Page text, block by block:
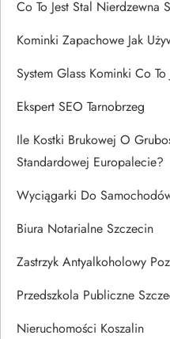
Co To Jest Stal Nierdzewna
Kominki Zapachowe Jak
System Glass Kominki Co To
Ekspert SEO Tarnobrzeg
Ile Kostki Brukowej O
Standardowej Europalecie?
Wyciągarki Do
Biura Notarialne Szczecin
Zastrzyk Antyalkoholowy
Przedszkola Publiczne
Nieruchomości Koszalin